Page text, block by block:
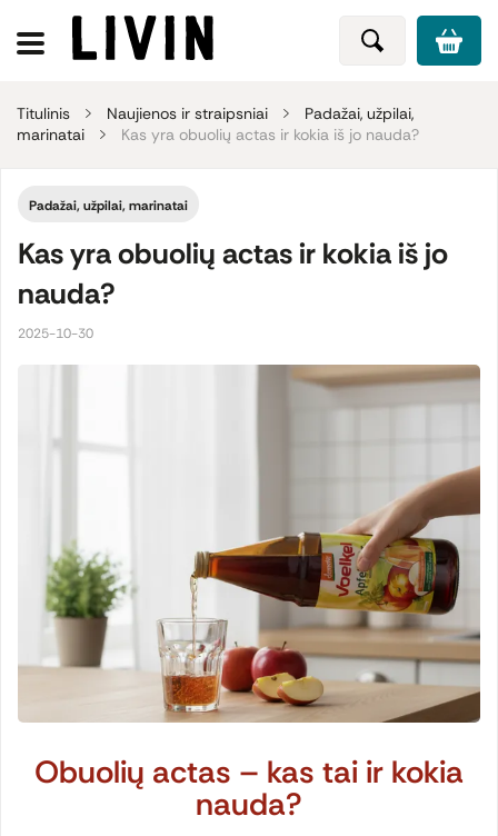
Titulinis Naujienos ir straipsniai
Padažai, užpilai,
marinatai
Kas yra obuolių actas ir kokia iš jo nauda?
Padažai, užpilai, marinatai
Kas yra obuolių actas ir kokia iš jo
nauda?
2025-10-30
Obuolių actas – kas tai ir kokia
nauda?